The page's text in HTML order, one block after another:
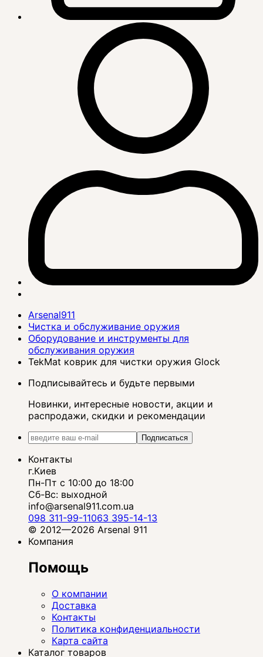
Arsenal911
Чистка и обслуживание оружия
Оборудование и инструменты для
обслуживания оружия
TekMat коврик для чистки оружия Glock
Подписывайтесь и будьте первыми
Новинки, интересные новости, акции и
распродажи, скидки и рекомендации
Подписаться
Контакты
г.Киев
Пн-Пт с 10:00 до 18:00
Сб-Вс: выходной
info@arsenal911.com.ua
098 311-99-11063 395-14-13
© 2012—2026 Arsenal 911
Компания
Помощь
О компании
Доставка
Контакты
Политика конфиденциальности
Карта сайта
Каталог товаров